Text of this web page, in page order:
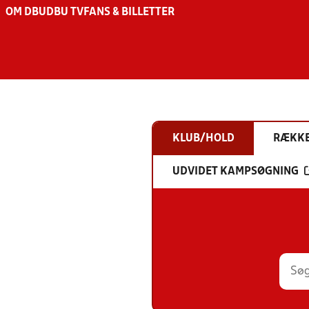
OM DBU DBU TV FANS & BILLETTER
KLUB/HOLD
UDVIDET KAMPSØGNING